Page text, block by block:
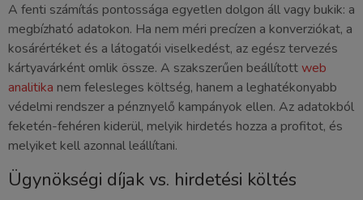
A fenti számítás pontossága egyetlen dolgon áll vagy bukik: a
megbízható adatokon. Ha nem méri precízen a konverziókat, a
kosárértéket és a látogatói viselkedést, az egész tervezés
kártyavárként omlik össze. A szakszerűen beállítottweb
analitika nem felesleges költség, hanem a leghatékonyabb
védelmi rendszer a pénznyelő kampányok ellen. Az adatokból
feketén-fehéren kiderül, melyik hirdetés hozza a profitot, és
melyiket kell azonnal leállítani.
Ügynökségi díjak vs. hirdetési költés